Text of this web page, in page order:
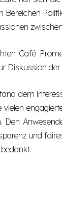
Bereichen
Café
Diskussion
dem
vielen
Den
und